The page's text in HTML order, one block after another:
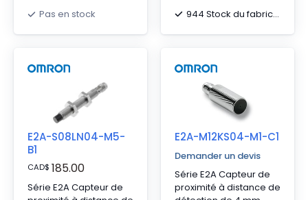
Pas en stock
de polyvinyle (PVC) de
2 m
944 Stock du fabricant
E2A-S08LN04-M5-
B1
CAD$ 185.00
Série E2A Capteur de
E2A-M12KS04-M1-C1
Demander un devis
Série E2A Capteur de
proximité à distance de